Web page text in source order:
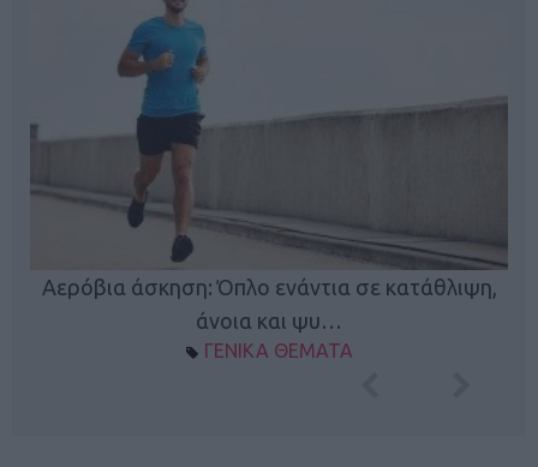
Αερόβια άσκηση: Όπλο ενάντια σε κατάθλιψη,
άνοια και ψυ…
ΓΕΝΙΚΑ ΘΕΜΑΤΑ